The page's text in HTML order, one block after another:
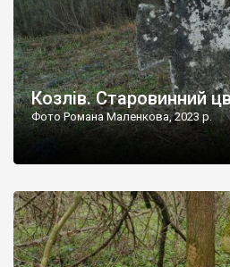
Козлів. Старовинний
Фото Романа Маленкова, 2023 р.